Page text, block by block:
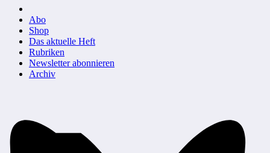
Abo
Shop
Das aktuelle Heft
Rubriken
Newsletter abonnieren
Archiv